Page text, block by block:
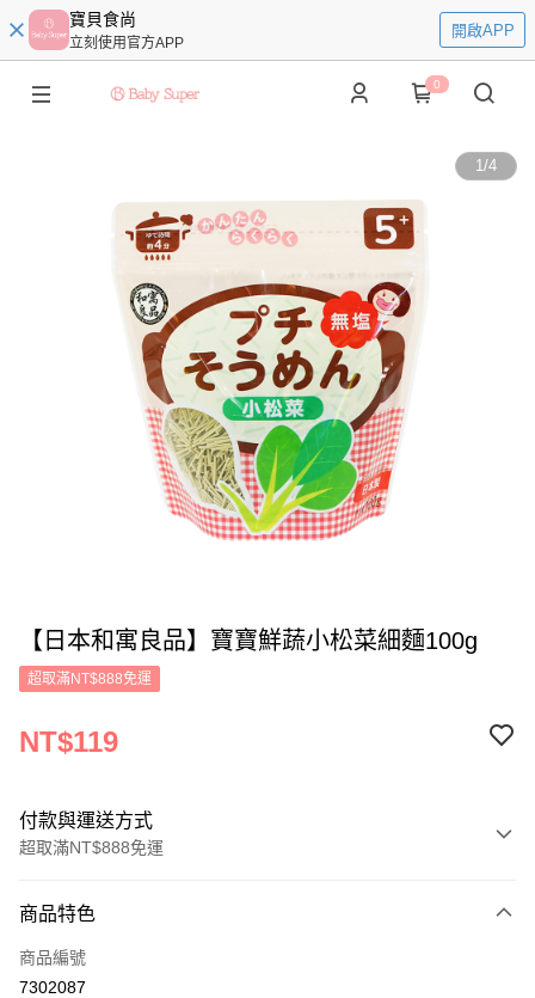
寶貝食尚
立刻使用官方APP
開啟APP
0
1/4
【日本和寓良品】寶寶鮮蔬小松菜細麵100g
超取滿NT$888免運
NT$119
付款與運送方式
超取滿NT$888免運
信用卡一次付款
超商取貨付款
商品特色
商品編號
7302087